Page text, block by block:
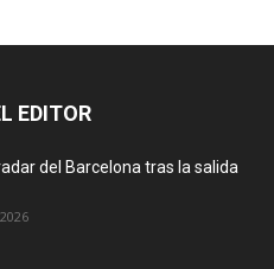
EDITOR
del Barcelona tras la salida